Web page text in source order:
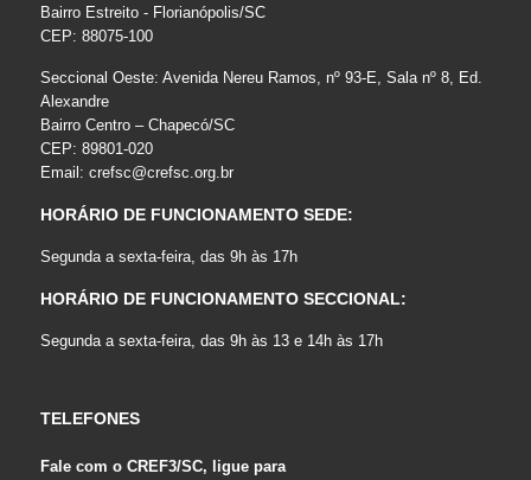
Bairro Estreito - Florianópolis/SC
CEP: 88075-100
Seccional Oeste: Avenida Nereu Ramos, nº 93-E, Sala nº 8, Ed.
Alexandre
Bairro Centro – Chapecó/SC
CEP: 89801-020
Email: crefsc@crefsc.org.br
HORÁRIO DE FUNCIONAMENTO SEDE:
Segunda a sexta-feira, das 9h às 17h
HORÁRIO DE FUNCIONAMENTO SECCIONAL:
Segunda a sexta-feira, das 9h às 13 e 14h às 17h
TELEFONES
Fale com o CREF3/SC, ligue para